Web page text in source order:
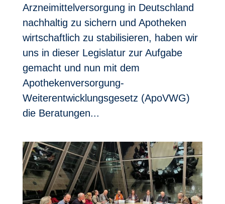
Arzneimittelversorgung in Deutschland
nachhaltig zu sichern und Apotheken
wirtschaftlich zu stabilisieren, haben wir
uns in dieser Legislatur zur Aufgabe
gemacht und nun mit dem
Apothekenversorgung-
Weiterentwicklungsgesetz (ApoVWG)
die Beratungen...